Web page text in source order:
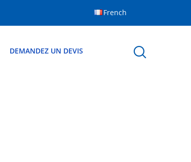
French
DEMANDEZ UN DEVIS